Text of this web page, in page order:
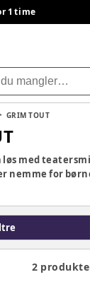
1 time
GRIM TOUT
med
nemme for
de ikke.
er i fuld
og er CE-
2